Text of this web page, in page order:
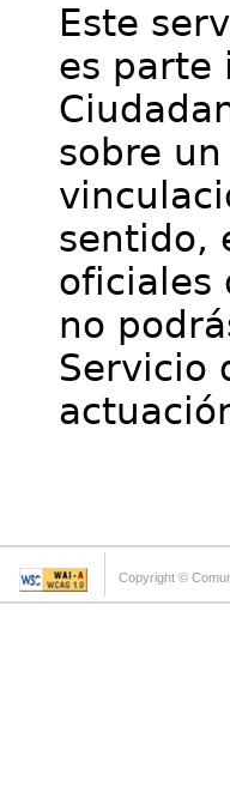
Este
es parte
sobre
sentido,
oficiales
no
Servicio
Copyright ©